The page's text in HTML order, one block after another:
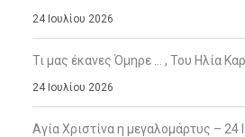
24 Ιουλίου 2026
Τι μας έκανες Όμηρε … , Του Ηλία
24 Ιουλίου 2026
Αγία Χριστίνα η μεγαλομάρτυς – 24